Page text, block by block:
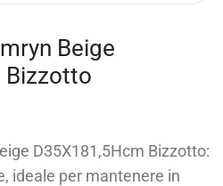
Beige
Bizzotto
D35X181,5Hcm Bizzotto:
ideale per mantenere in